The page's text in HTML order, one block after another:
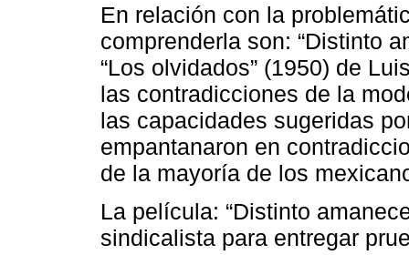
En relación con la
comprenderla son: “Distinto
“Los olvidados” (1950) de
las contradicciones de la
las capacidades sugeridas
empantanaron en
de la mayoría de los
La película: “Distinto
sindicalista para entregar